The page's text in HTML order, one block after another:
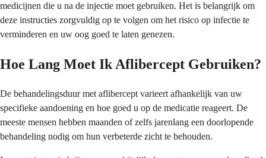
medicijnen die u na de injectie moet gebruiken. Het is belangrijk om
deze instructies zorgvuldig op te volgen om het risico op infectie te
verminderen en uw oog goed te laten genezen.
Hoe Lang Moet Ik Aflibercept Gebruiken?
De behandelingsduur met aflibercept varieert afhankelijk van uw
specifieke aandoening en hoe goed u op de medicatie reageert. De
meeste mensen hebben maanden of zelfs jarenlang een doorlopende
behandeling nodig om hun verbeterde zicht te behouden.